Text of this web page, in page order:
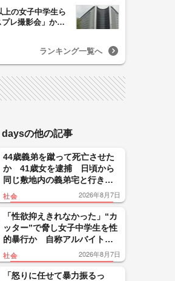
上の女子中学生ら
プレ撮影会」か
ランキング一覧へ
の他の記事
44歳義弟を蹴って死亡させた
か 41歳女を逮捕 日頃から
同じ敷地内の義弟宅と行き
来…夫は外出中 「生活態度
に不満」暴行繰り返したか
社会 2026年8月7日
「性欲抑えきれなかった」“カ
ッター”で脅し女子中学生を性
的暴行か 自称アルバイトの
56歳男を逮捕 千葉
社会 2026年8月7日
「怒りに任せて暴力振るっ